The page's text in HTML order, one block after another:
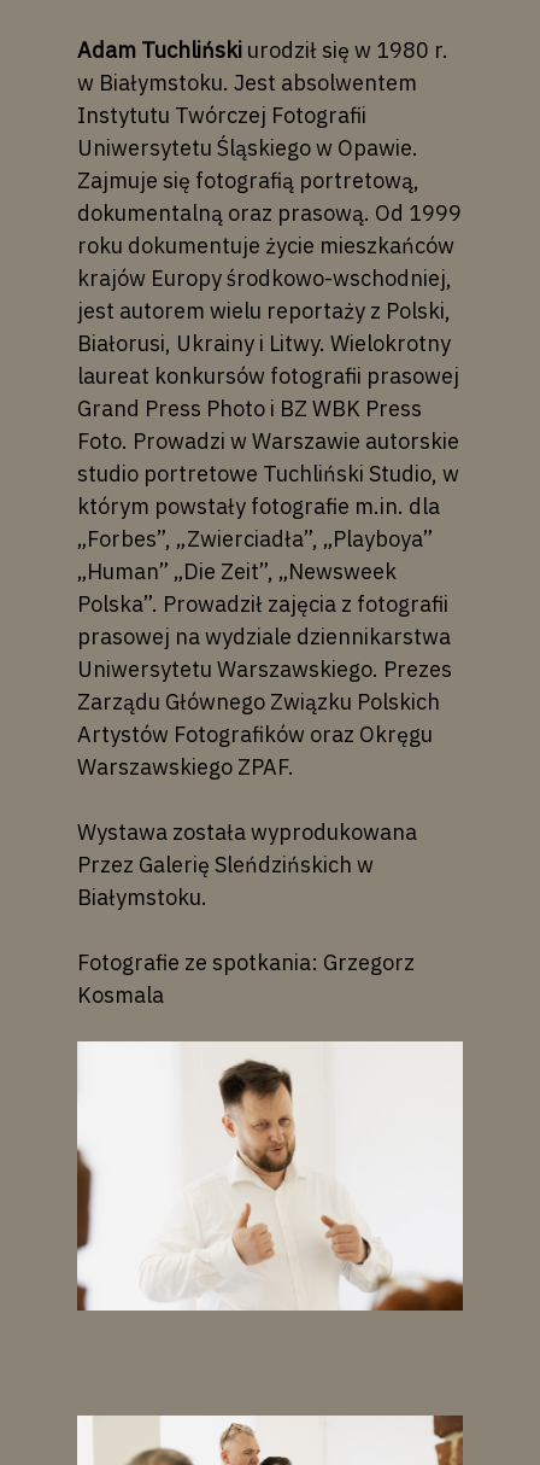
Adam Tuchliński urodził się w 1980 r.
w Białymstoku. Jest absolwentem
Instytutu Twórczej Fotografii
Uniwersytetu Śląskiego w Opawie.
Zajmuje się fotografią portretową,
dokumentalną oraz prasową. Od 1999
roku dokumentuje życie mieszkańców
krajów Europy środkowo-wschodniej,
jest autorem wielu reportaży z Polski,
Białorusi, Ukrainy i Litwy. Wielokrotny
laureat konkursów fotografii prasowej
Grand Press Photo i BZ WBK Press
Foto. Prowadzi w Warszawie autorskie
studio portretowe Tuchliński Studio, w
którym powstały fotografie m.in. dla
„Forbes”, „Zwierciadła”, „Playboya”
„Human” „Die Zeit”, „Newsweek
Polska”. Prowadził zajęcia z fotografii
prasowej na wydziale dziennikarstwa
Uniwersytetu Warszawskiego. Prezes
Zarządu Głównego Związku Polskich
Artystów Fotografików oraz Okręgu
Warszawskiego ZPAF.
Wystawa została wyprodukowana
Przez Galerię Sleńdzińskich w
Białymstoku.
Fotografie ze spotkania: Grzegorz
Kosmala